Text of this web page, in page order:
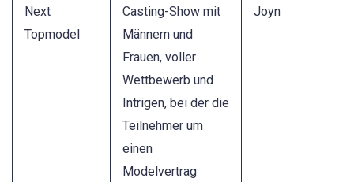
Next
Topmodel
Casting-Show mit
Männern und
Frauen, voller
Wettbewerb und
Intrigen, bei der die
Teilnehmer um
einen
Modelvertrag
Joyn